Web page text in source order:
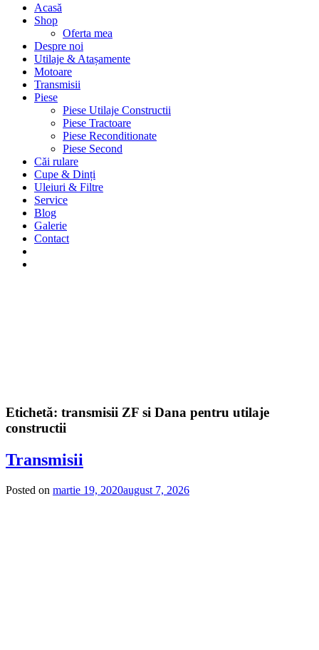
Acasă
Shop
Oferta mea
Despre noi
Utilaje & Atașamente
Motoare
Transmisii
Piese
Piese Utilaje Constructii
Piese Tractoare
Piese Reconditionate
Piese Second
Căi rulare
Cupe & Dinți
Uleiuri & Filtre
Service
Blog
Galerie
Contact
Etichetă: transmisii ZF si Dana pentru utilaje
constructii
Transmisii
Posted on martie 19, 2020august 7, 2026